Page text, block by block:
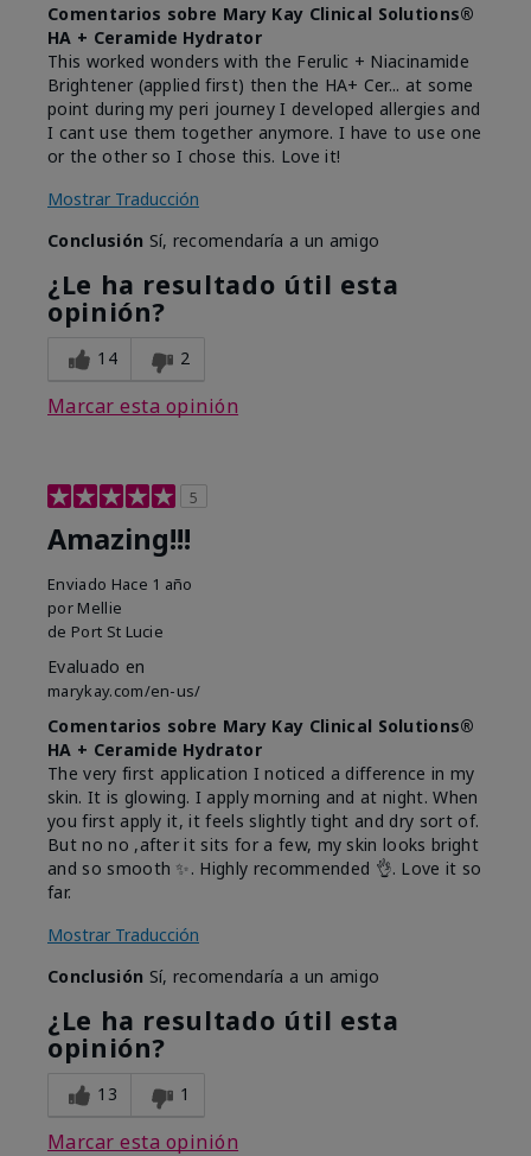
Comentarios sobre Mary Kay Clinical Solutions®
HA + Ceramide Hydrator
This worked wonders with the Ferulic + Niacinamide
Brightener (applied first) then the HA+ Cer... at some
point during my peri journey I developed allergies and
I cant use them together anymore. I have to use one
or the other so I chose this. Love it!
Mostrar Traducción
Conclusión Sí, recomendaría a un amigo
¿Le ha resultado útil esta
opinión?
14 2
Marcar esta opinión
5
Amazing!!!
Enviado Hace 1 año
por Mellie
de Port St Lucie
Evaluado en
marykay.com/en-us/
Comentarios sobre Mary Kay Clinical Solutions®
HA + Ceramide Hydrator
The very first application I noticed a difference in my
skin. It is glowing. I apply morning and at night. When
you first apply it, it feels slightly tight and dry sort of.
But no no ,after it sits for a few, my skin looks bright
and so smooth ✨️. Highly recommended 👌. Love it so
far.
Mostrar Traducción
Conclusión Sí, recomendaría a un amigo
¿Le ha resultado útil esta
opinión?
13 1
Marcar esta opinión